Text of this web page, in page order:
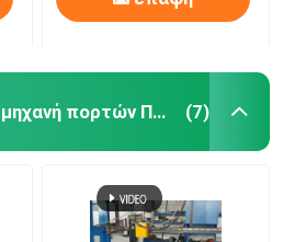
Ελαφριά τέμνουσα μηχανή πορτών Πολωνού (7)